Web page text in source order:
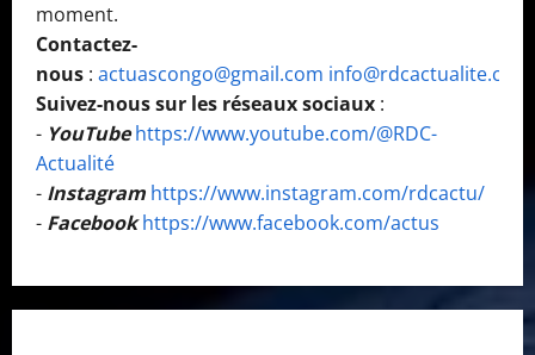
moment.
Contactez-
nous : actuascongo@gmail.com info@rdcactualite.com
Suivez-nous sur les réseaux sociaux :
- YouTube https://www.youtube.com/@RDC-
Actualité
- Instagram https://www.instagram.com/rdcactu/
- Facebook https://www.facebook.com/actus